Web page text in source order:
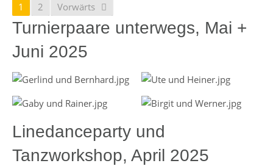
1 2 Vorwärts
Turnierpaare unterwegs, Mai +
Juni 2025
Linedanceparty und
Tanzworkshop, April 2025